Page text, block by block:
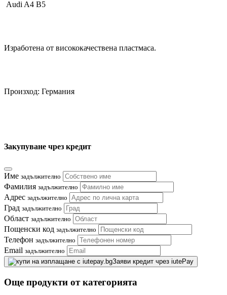
Audi A4 B5
Изработена от висококачествена пластмаса.
Произход: Германия
Закупуване чрез кредит
Име задължително
Фамилия задължително
Адрес задължително
Град задължително
Област задължително
Пощенски код задължително
Телефон задължително
Email задължително
Заяви кредит чрез iutePay
Още продукти от категорията